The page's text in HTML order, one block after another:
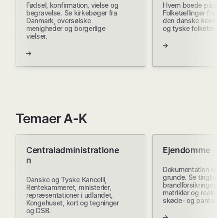
Fødsel, konfirmation, vielse og
begravelse. Se kirkebøger fra
Danmark, oversøiske
menigheder og borgerlige
vielser.
Hvem boede på
Folketællinger fra
den danske
og tyske
Temaer A-K
Centraladministratione
n
Danske og Tyske Kancelli,
Rentekammeret, ministerier,
repræsentationer i udlandet,
Kongehuset, kort og tegninger
og DSB.
Ejendomme
Dokumentation
grunde. Se
matrikler og
skøde- og